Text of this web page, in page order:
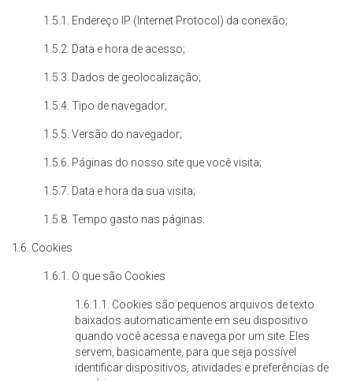
1.5.1. Endereço IP (Internet Protocol) da conexão;
1.5.2. Data e hora de acesso;
1.5.3. Dados de geolocalização;
1.5.4. Tipo de navegador;
1.5.5. Versão do navegador;
1.5.6. Páginas do nosso site que você visita;
1.5.7. Data e hora da sua visita;
1.5.8. Tempo gasto nas páginas.
1.6. Cookies
1.6.1. O que são Cookies
1.6.1.1. Cookies são pequenos arquivos de texto
baixados automaticamente em seu dispositivo
quando você acessa e navega por um site. Eles
servem, basicamente, para que seja possível
identificar dispositivos, atividades e preferências de